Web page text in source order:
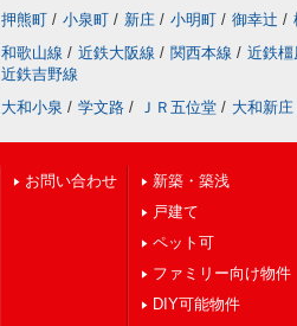
押熊町 / 小泉町 / 新庄 / 小明町 / 御幸辻 /
和歌山線 / 近鉄大阪線 / 関西本線 / 近鉄橿
近鉄吉野線
大和小泉 / 学文路 / ＪＲ五位堂 / 大和新庄
お問い合わせ
新築・築浅
戸建て
ペット可
ファミリー向け物件
DIY可能物件